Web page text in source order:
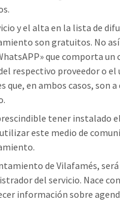
y el alta en la lista de
son gratuitos. No
que comporta un
respectivo proveedor o el
que, en ambos casos, son a
tener instalado
este medio de
de Vilafamés,
del servicio. Nace
información sobre